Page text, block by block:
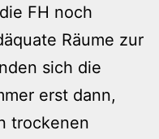
FH noch
Räume zur
sich die
erst dann,
trockenen